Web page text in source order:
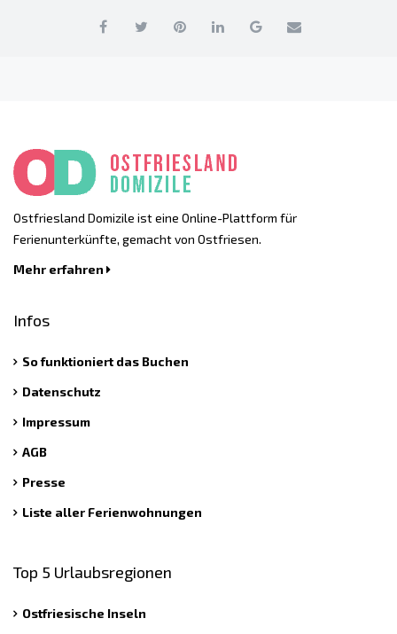
Ostfriesland Domizile ist eine Online-Plattform für
Ferienunterkünfte, gemacht von Ostfriesen.
Mehr erfahren
Infos
So funktioniert das Buchen
Datenschutz
Impressum
AGB
Presse
Liste aller Ferienwohnungen
Top 5 Urlaubsregionen
Ostfriesische Inseln